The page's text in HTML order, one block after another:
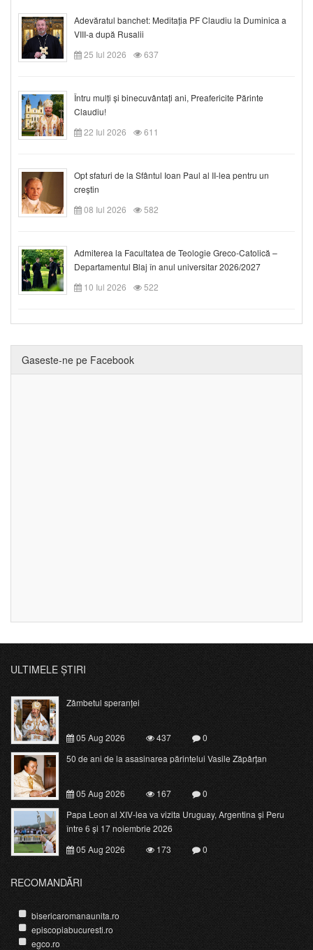
Adevăratul banchet: Meditația PF Claudiu la Duminica a
VIII-a după Rusalii
25 Iul 2026
637
Întru mulți și binecuvântați ani, Preafericite Părinte
Claudiu!
22 Iul 2026
611
Opt sfaturi de la Sfântul Ioan Paul al II-lea pentru un
creștin
08 Iul 2026
582
Admiterea la Facultatea de Teologie Greco-Catolică –
Departamentul Blaj în anul universitar 2026/2027
10 Iul 2026
522
Gaseste-ne pe Facebook
ULTIMELE ȘTIRI
Zâmbetul speranței
05 Aug 2026 437
0
50 de ani de la asasinarea părintelui Vasile Zăpârțan
05 Aug 2026 167
0
Papa Leon al XIV-lea va vizita Uruguay, Argentina și Peru
între 6 și 17 noiembrie 2026
05 Aug 2026
173 0
RECOMANDĂRI
bisericaromanaunita.ro
episcopiabucuresti.ro
egco.ro